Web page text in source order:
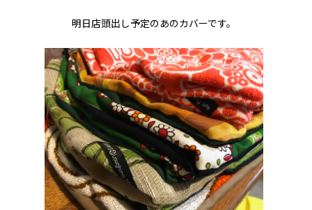
明日店頭出し予定のあのカバーです。